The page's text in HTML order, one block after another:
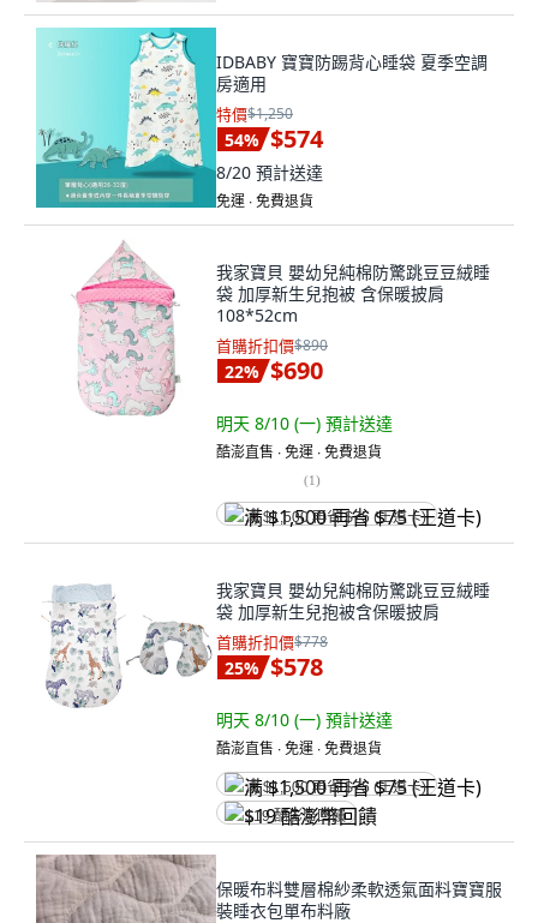
IDBABY 寶寶防踢背心睡袋 夏季空調
房適用
特價$1,250
54% $574
8/20 預計送達
免運 ∙ 免費退貨
我家寶貝 嬰幼兒純棉防驚跳豆豆絨睡
袋 加厚新生兒抱被 含保暖披肩
108*52cm
首購折扣價$890
22% $690
明天 8/10 (一) 預計送達
酷澎直售 ∙ 免運 ∙ 免費退貨
(1)
满 $1,500 再省 $75 (王道卡)
我家寶貝 嬰幼兒純棉防驚跳豆豆絨睡
袋 加厚新生兒抱被含保暖披肩
首購折扣價$778
25% $578
明天 8/10 (一) 預計送達
酷澎直售 ∙ 免運 ∙ 免費退貨
满 $1,500 再省 $75 (王道卡)
$19 酷澎幣回饋
保暖布料雙層棉紗柔軟透氣面料寶寶服
裝睡衣包單布料廠